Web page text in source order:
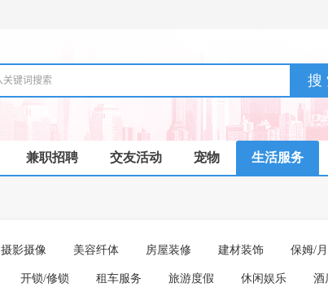
兼职招聘 交友活动 宠物 生活服务
摄影摄像 美容纤体 房屋装修 建材装饰 保姆/
开锁/修锁 租车服务 旅游度假 休闲娱乐 酒